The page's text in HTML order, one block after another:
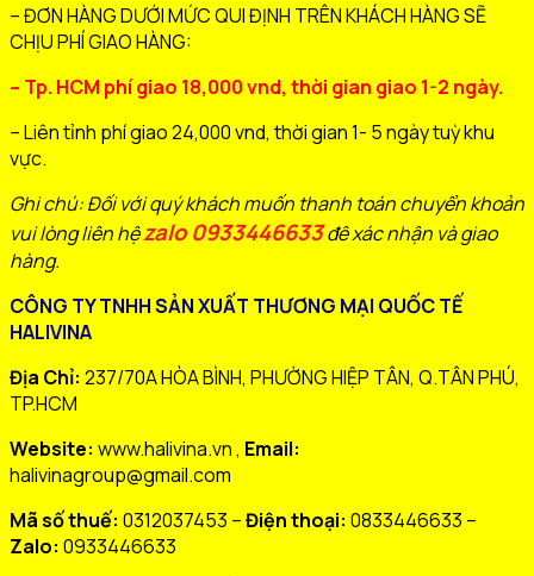
– ĐƠN HÀNG DƯỚI MỨC QUI ĐỊNH TRÊN KHÁCH HÀNG SẼ
CHỊU PHÍ GIAO HÀNG:
– Tp. HCM phí giao 18,000 vnd, thời gian giao 1-2 ngày.
– Liên tỉnh phí giao 24,000 vnd, thời gian 1- 5 ngày tuỳ khu
vực.
Ghi chú: Đối với quý khách muốn thanh toán chuyển khoản
vui lòng liên hệzalo 0933446633đê xác nhận và giao
hàng.
CÔNG TY TNHH SẢN XUẤT THƯƠNG MẠI QUỐC TẾ
HALIVINA
Địa Chỉ: 237/70A HÒA BÌNH, PHƯỜNG HIỆP TÂN, Q.TÂN PHÚ,
TP.HCM
Website: www.halivina.vn , Email:
halivinagroup@gmail.com
Mã số thuế: 0312037453 –Điện thoại: 0833446633 –
Zalo: 0933446633